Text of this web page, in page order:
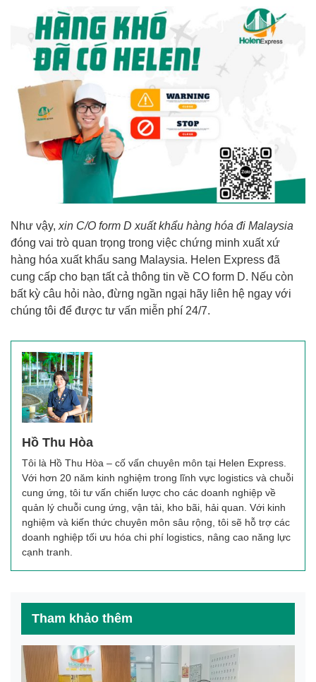
Như vậy, xin C/O form D xuất khẩu hàng hóa đi Malaysia
đóng vai trò quan trọng trong việc chứng minh xuất xứ
hàng hóa xuất khẩu sang Malaysia. Helen Express đã
cung cấp cho bạn tất cả thông tin về CO form D. Nếu còn
bất kỳ câu hỏi nào, đừng ngần ngại hãy liên hệ ngay với
chúng tôi để được tư vấn miễn phí 24/7.
Hồ Thu Hòa
Tôi là Hồ Thu Hòa – cố vấn chuyên môn tại Helen Express.
Với hơn 20 năm kinh nghiệm trong lĩnh vực logistics và chuỗi
cung ứng, tôi tư vấn chiến lược cho các doanh nghiệp về
quản lý chuỗi cung ứng, vận tải, kho bãi, hải quan. Với kinh
nghiệm và kiến thức chuyên môn sâu rộng, tôi sẽ hỗ trợ các
doanh nghiệp tối ưu hóa chi phí logistics, nâng cao năng lực
cạnh tranh.
Tham khảo thêm